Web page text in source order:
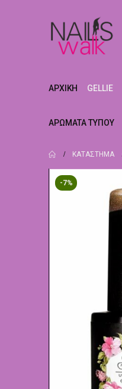
ΑΡΧΙΚΉ GELLIE
ΑΡΏΜΑΤΑ ΤΎΠΟΥ
ΚΑΤΆΣΤΗΜΑ
-7%